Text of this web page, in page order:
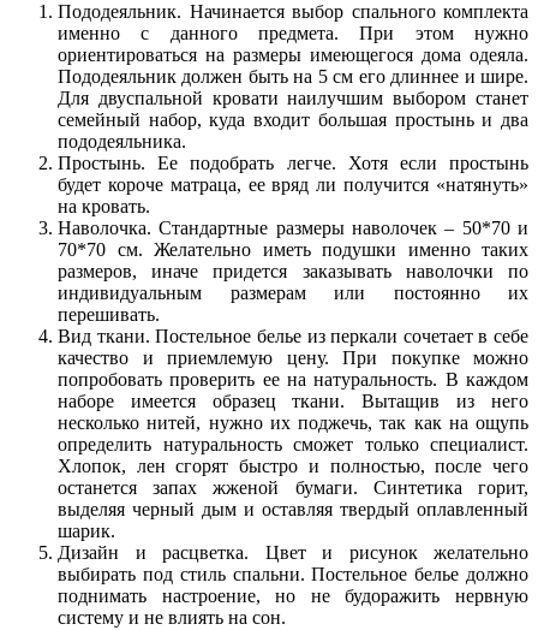
Пододеяльник. Начинается выбор спального комплекта
именно с данного предмета. При этом нужно
ориентироваться на размеры имеющегося дома одеяла.
Пододеяльник должен быть на 5 см его длиннее и шире.
Для двуспальной кровати наилучшим выбором станет
семейный набор, куда входит большая простынь и два
пододеяльника.
Простынь. Ее подобрать легче. Хотя если простынь
будет короче матраца, ее вряд ли получится «натянуть»
на кровать.
Наволочка. Стандартные размеры наволочек – 50*70 и
70*70 см. Желательно иметь подушки именно таких
размеров, иначе придется заказывать наволочки по
индивидуальным размерам или постоянно их
перешивать.
Вид ткани. Постельное белье из перкали сочетает в себе
качество и приемлемую цену. При покупке можно
попробовать проверить ее на натуральность. В каждом
наборе имеется образец ткани. Вытащив из него
несколько нитей, нужно их поджечь, так как на ощупь
определить натуральность сможет только специалист.
Хлопок, лен сгорят быстро и полностью, после чего
останется запах жженой бумаги. Синтетика горит,
выделяя черный дым и оставляя твердый оплавленный
шарик.
Дизайн и расцветка. Цвет и рисунок желательно
выбирать под стиль спальни. Постельное белье должно
поднимать настроение, но не будоражить нервную
систему и не влиять на сон.